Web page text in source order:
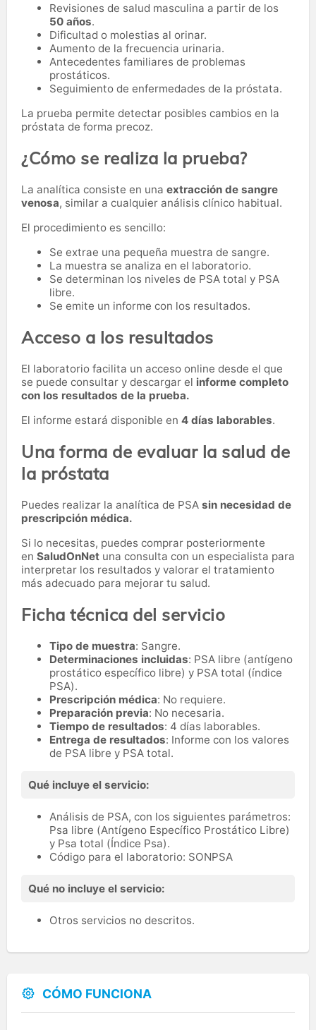
Revisiones de salud masculina a partir de los
50 años.
Dificultad o molestias al orinar.
Aumento de la frecuencia urinaria.
Antecedentes familiares de problemas
prostáticos.
Seguimiento de enfermedades de la próstata.
La prueba permite detectar posibles cambios en la
próstata de forma precoz.
¿Cómo se realiza la prueba?
La analítica consiste en una extracción de sangre
venosa, similar a cualquier análisis clínico habitual.
El procedimiento es sencillo:
Se extrae una pequeña muestra de sangre.
La muestra se analiza en el laboratorio.
Se determinan los niveles de PSA total y PSA
libre.
Se emite un informe con los resultados.
Acceso a los resultados
El laboratorio facilita un acceso online desde el que
se puede consultar y descargar el informe completo
con los resultados de la prueba.
El informe estará disponible en 4 días laborables.
Una forma de evaluar la salud de
la próstata
Puedes realizar la analítica de PSA sin necesidad de
prescripción médica.
Si lo necesitas, puedes comprar posteriormente
en SaludOnNet una consulta con un especialista para
interpretar los resultados y valorar el tratamiento
más adecuado para mejorar tu salud.
Ficha técnica del servicio
Tipo de muestra: Sangre.
Determinaciones incluidas: PSA libre (antígeno
prostático específico libre) y PSA total (índice
PSA).
Prescripción médica: No requiere.
Preparación previa: No necesaria.
Tiempo de resultados: 4 días laborables.
Entrega de resultados: Informe con los valores
de PSA libre y PSA total.
Qué incluye el servicio:
Análisis de PSA, con los siguientes parámetros:
Psa libre (Antígeno Específico Prostático Libre)
y Psa total (Índice Psa).
Código para el laboratorio: SONPSA
Qué no incluye el servicio:
Otros servicios no descritos.
CÓMO FUNCIONA